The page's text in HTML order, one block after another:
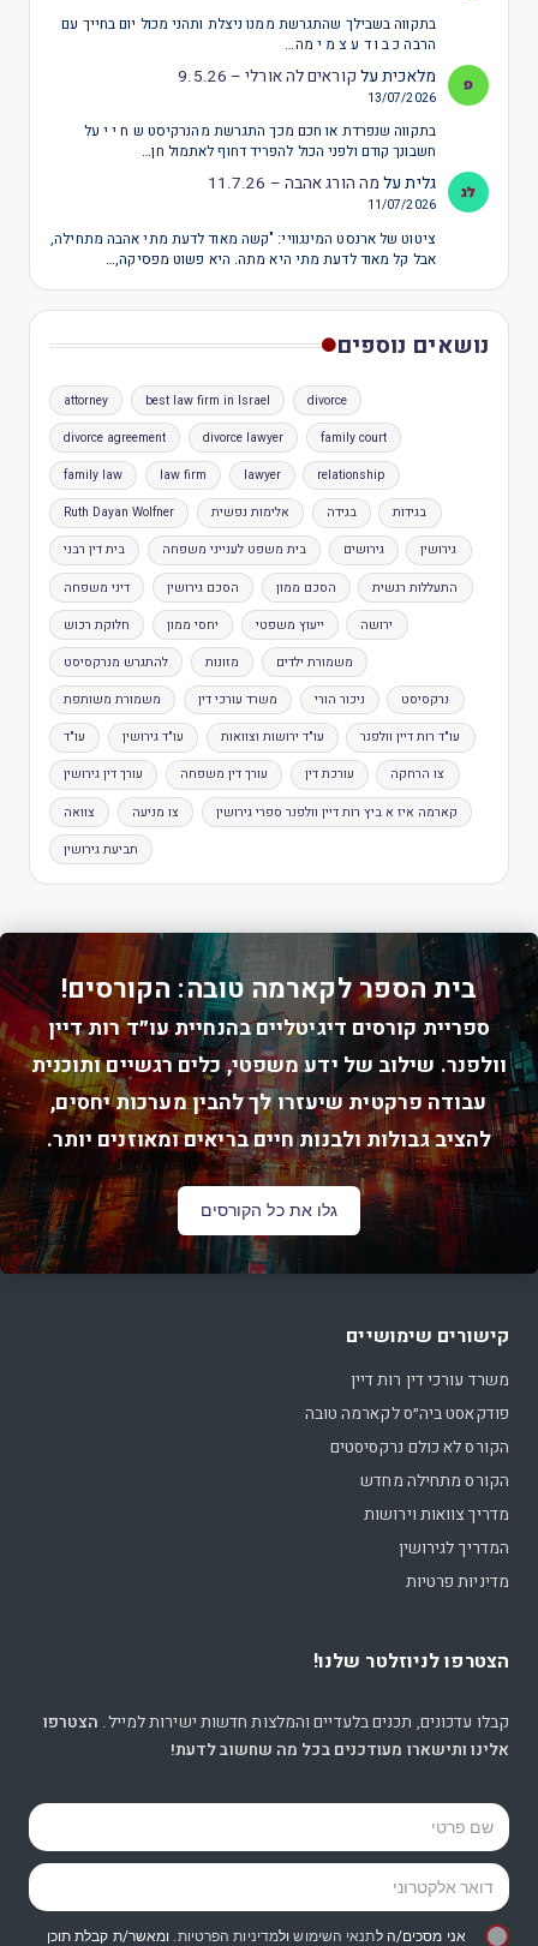
בתקווה בשבילך שהתגרשת ממנו ניצלת ותהני מכול יום בחייך עם
הרבה כ ב ו ד ע צ מ י מה…
מלאכיתעל קוראים לה אורלי – 9.5.26
13/07/2026
בתקווה שנפרדת או חכם מכך התגרשת מהנרקיסט ש ח י י על
חשבונך קודם ולפני הכול להפריד דחוף לאתמול חן…
גליתעל מה הורג אהבה – 11.7.26
11/07/2026
ציטוט של ארנסט המינגוויי: "קשה מאוד לדעת מתי אהבה מתחילה,
אבל קל מאוד לדעת מתי היא מתה. היא פשוט מפסיקה,…
נושאים נוספים
attorney best law firm in Israel divorce
divorce agreement divorce lawyer family court
family law law firm lawyer relationship
Ruth Dayan Wolfner אלימות נפשית בגידה בגידות
בית דין רבני בית משפט לענייני משפחה גירושים גירושין
דיני משפחה הסכם גירושין הסכם ממון התעללות רגשית
חלוקת רכוש יחסי ממון ייעוץ משפטי ירושה
להתגרש מנרקסיסט מזונות משמורת ילדים
משמורת משותפת משרד עורכי דין ניכור הורי נרקסיסט
עו"ד עו"ד גירושין עו"ד ירושות וצוואות עו"ד רות דיין וולפנר
עורך דין גירושין עורך דין משפחה עורכת דין צו הרחקה
צוואה צו מניעה קארמה איז א ביץ רות דיין וולפנר ספרי גירושין
תביעת גירושין
בית הספר לקארמה טובה: הקורסים!
ספריית קורסים דיגיטליים בהנחיית עו״ד רות דיין
וולפנר. שילוב של ידע משפטי, כלים רגשיים ותוכנית
עבודה פרקטית שיעזרו לך להבין מערכות יחסים,
להציב גבולות ולבנות חיים בריאים ומאוזנים יותר.
גלו את כל הקורסים
קישורים שימושיים
משרד עורכי דין רות דיין
פודקאסט ביה״ס לקארמה טובה
הקורס לא כולם נרקסיסטים
הקורס מתחילה מחדש
מדריך צוואות וירושות
המדריך לגירושין
מדיניות פרטיות
הצטרפו לניוזלטר שלנו!
קבלו עדכונים, תכנים בלעדיים והמלצות חדשות ישירות למייל. הצטרפו
אלינו ותישארו מעודכנים בכל מה שחשוב לדעת!
אני מסכים/ה לתנאי השימושולמדיניות הפרטיות. ומאשר/ת קבלת תוכן